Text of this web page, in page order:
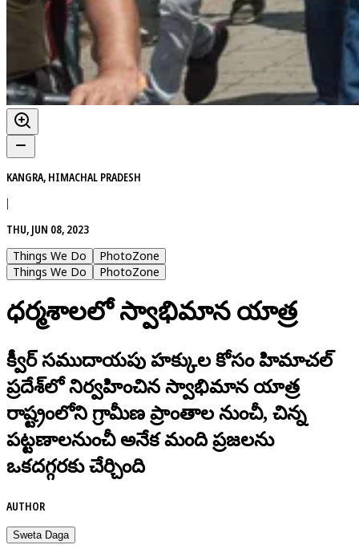
KANGRA, HIMACHAL PRADESH
|
THU, JUN 08, 2023
Things We Do
PhotoZone
Things We Do
PhotoZone
ధర్మశాలలో స్వాభిమాన యాత్ర
క్వీర్ సముదాయపు హక్కుల కోసం హిమాచల్
ప్రదేశ్‌లో నిర్వహించిన స్వాభిమాన యాత్ర
రాష్ట్రంలోని గ్రామీణ ప్రాంతాల నుంచీ, చిన్న
పట్టణాలనుంచీ అనేక మంది ప్రజలను
ఒకదగ్గరకు చేర్చింది
AUTHOR
Sweta Daga